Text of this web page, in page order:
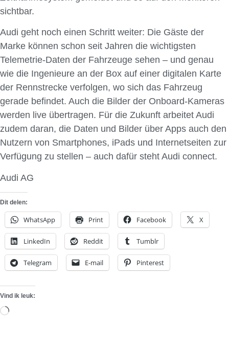
sichtbar.
Audi geht noch einen Schritt weiter: Die Gäste der
Marke können schon seit Jahren die wichtigsten
Telemetrie-Daten der Fahrzeuge sehen – und genau
wie die Ingenieure an der Box auf einer digitalen Karte
der Rennstrecke verfolgen, wo sich das Fahrzeug
gerade befindet. Auch die Bilder der Onboard-Kameras
werden live übertragen. Für die Zukunft arbeitet Audi
zudem daran, die Daten und Bilder über Apps auch den
Nutzern von Smartphones, iPads und Internetseiten zur
Verfügung zu stellen – auch dafür steht Audi connect.
Audi AG
Dit delen:
WhatsApp Print Facebook X
LinkedIn Reddit Tumblr
Telegram E-mail Pinterest
Vind ik leuk:
Aan